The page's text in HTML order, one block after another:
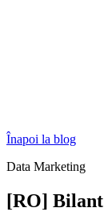
Înapoi la blog
Data Marketing
[RO] Bilant